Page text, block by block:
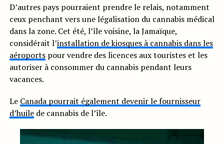
D’autres pays pourraient prendre le relais, notamment
ceux penchant vers une légalisation du cannabis médical
dans la zone. Cet été, l’île voisine, la Jamaïque,
considérait l’installation de kiosques à cannabis dans les
aéroportspour vendre des licences aux touristes et les
autoriser à consommer du cannabis pendant leurs
vacances.
Le Canada pourrait également devenir le fournisseur
d’huilede cannabis de l’île.